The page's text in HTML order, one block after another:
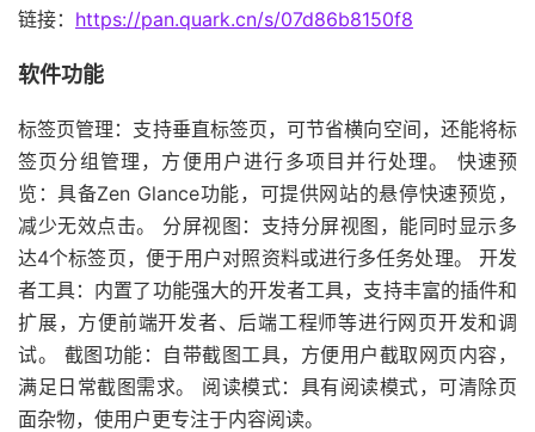
链接： https://pan.quark.cn/s/07d86b8150f8
软件功能
标签页管理：支持垂直标签页，可节省横向空间，还能将标
签页分组管理，方便用户进行多项目并行处理。 快速预
览：具备Zen Glance功能，可提供网站的悬停快速预览，
减少无效点击。 分屏视图：支持分屏视图，能同时显示多
达4个标签页，便于用户对照资料或进行多任务处理。 开发
者工具：内置了功能强大的开发者工具，支持丰富的插件和
扩展，方便前端开发者、后端工程师等进行网页开发和调
试。 截图功能：自带截图工具，方便用户截取网页内容，
满足日常截图需求。 阅读模式：具有阅读模式，可清除页
面杂物，使用户更专注于内容阅读。